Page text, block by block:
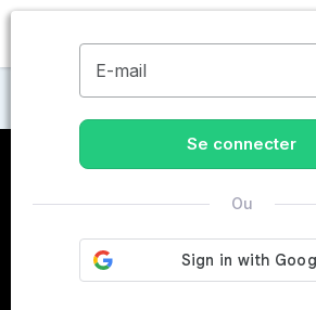
Maisons de retraite au Le Tallud
E-mail
Se connecter
Ou